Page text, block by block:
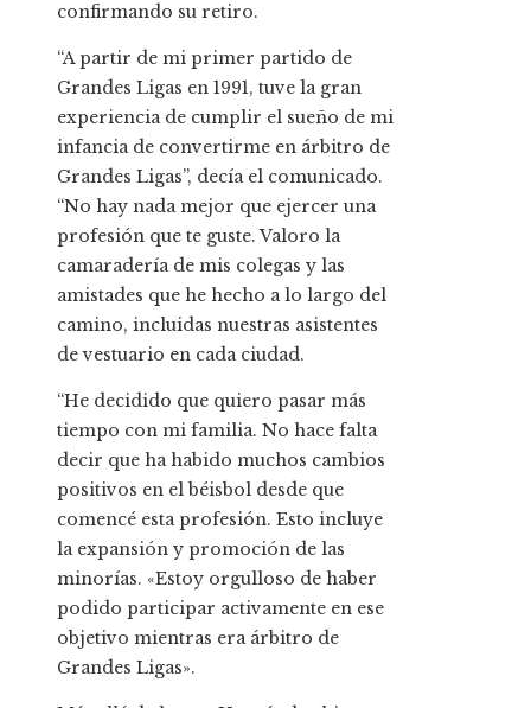
confirmando su retiro.
“A partir de mi primer partido de
Grandes Ligas en 1991, tuve la gran
experiencia de cumplir el sueño de mi
infancia de convertirme en árbitro de
Grandes Ligas”, decía el comunicado.
“No hay nada mejor que ejercer una
profesión que te guste. Valoro la
camaradería de mis colegas y las
amistades que he hecho a lo largo del
camino, incluidas nuestras asistentes
de vestuario en cada ciudad.
“He decidido que quiero pasar más
tiempo con mi familia. No hace falta
decir que ha habido muchos cambios
positivos en el béisbol desde que
comencé esta profesión. Esto incluye
la expansión y promoción de las
minorías. «Estoy orgulloso de haber
podido participar activamente en ese
objetivo mientras era árbitro de
Grandes Ligas».